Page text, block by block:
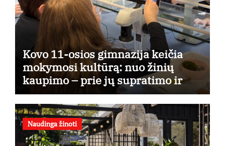
Kovo 11-osios gimnazija keičia
mokymosi kultūrą: nuo žinių
kaupimo – prie jų supratimo ir
taikymo
Naudinga žinoti